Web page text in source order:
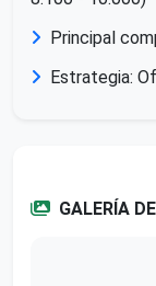
Principal
Estrategia:
GALERÍA